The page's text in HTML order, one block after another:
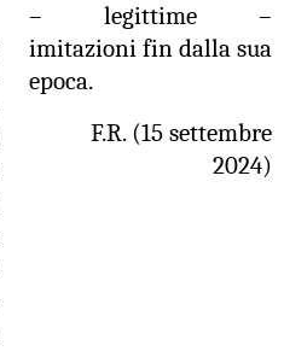
– legittime –
imitazioni fin dalla sua
epoca.
F.R. (15 settembre
2024)